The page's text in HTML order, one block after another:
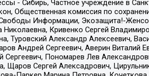
- Сибирь, Частное учреждение в
Общественная комиссия по
Информации, Экозащита!-
Николаевна, Кривенко Сергей
Туровский Александр Алексеевич,
Андрей Сергеевич, Аверин Виталий
Пономарев Лев
Щаров Сергей Алексадрович,